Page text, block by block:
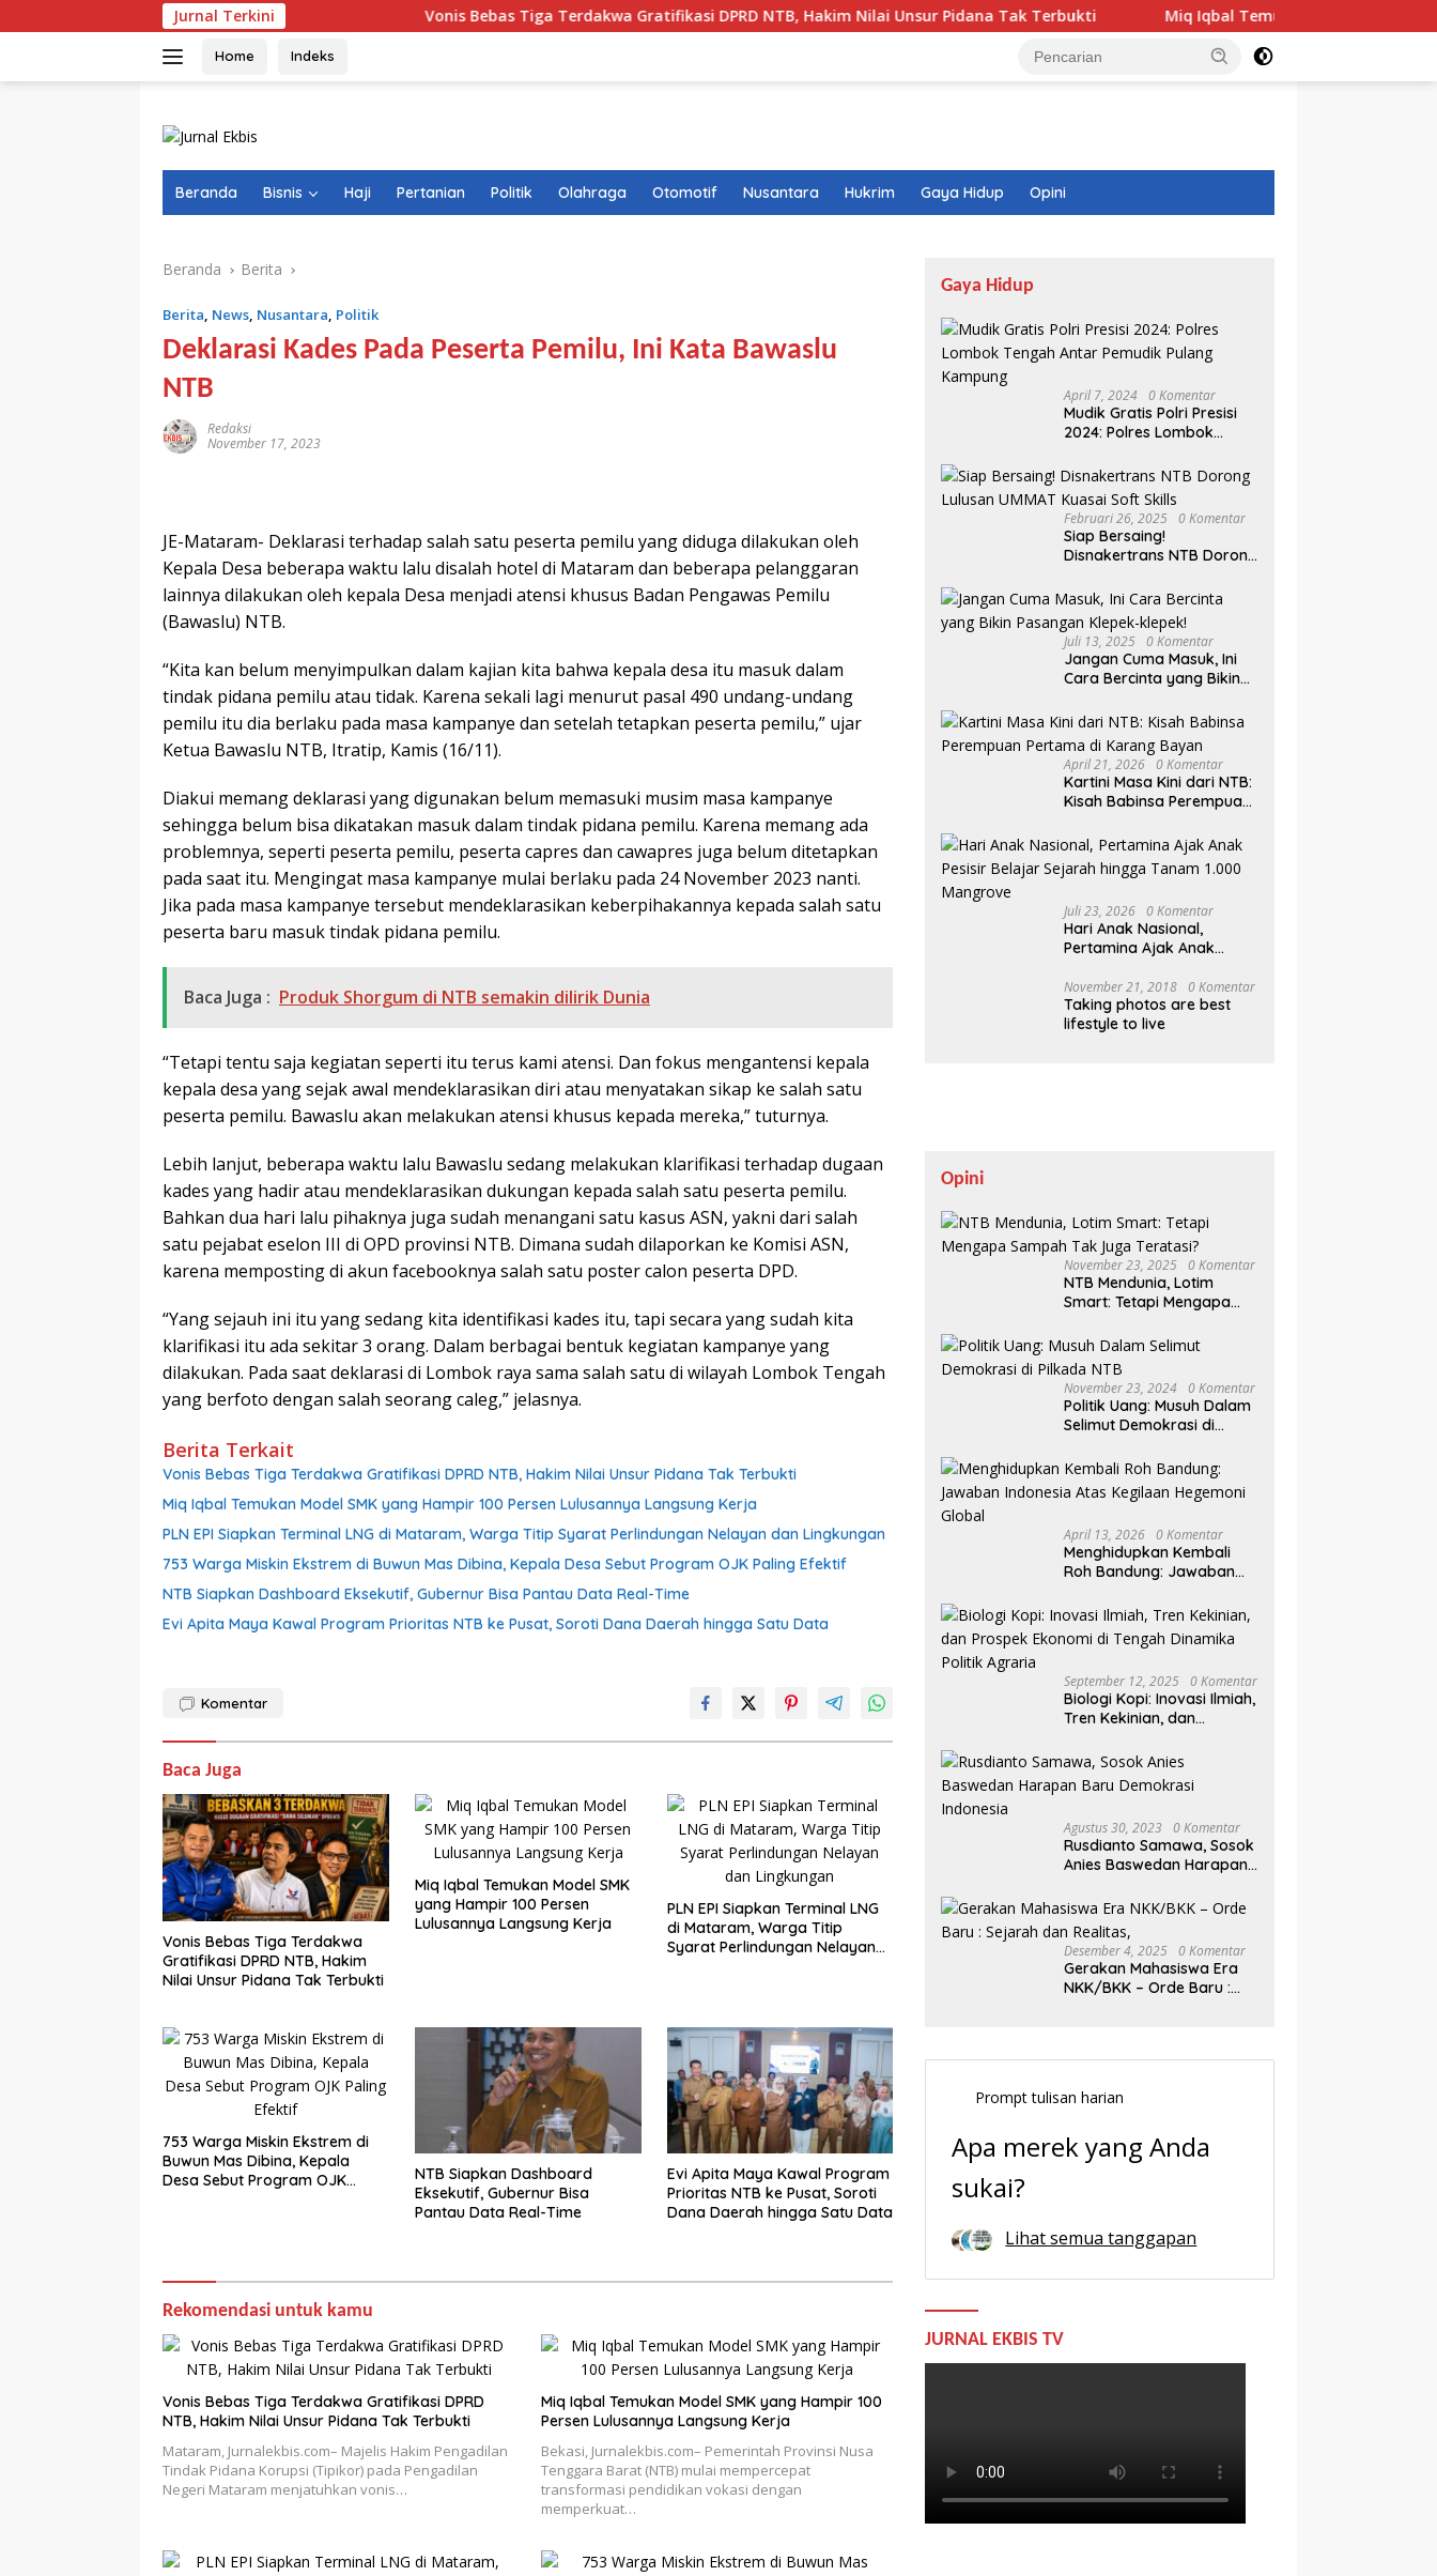
ke
Jurnal Terkini Vonis Bebas Tiga Terdakwa Gratifikasi DPRD NTB, Hakim Nilai Unsur Pidana Tak Terbukti Miq Iqbal Temukan Model SMK yang Hampir 100
Home Indeks
Beranda Bisnis Haji Pertanian Politik Olahraga Otomotif Nusantara Hukrim Gaya Hidup Opini
Beranda Berita
Berita, News, Nusantara, Politik
Deklarasi Kades Pada Peserta Pemilu, Ini Kata Bawaslu
NTB
Redaksi
November 17, 2023
JE-Mataram- Deklarasi terhadap salah satu peserta pemilu yang diduga dilakukan oleh
Kepala Desa beberapa waktu lalu disalah hotel di Mataram dan beberapa pelanggaran
lainnya dilakukan oleh kepala Desa menjadi atensi khusus Badan Pengawas Pemilu
(Bawaslu) NTB.
“Kita kan belum menyimpulkan dalam kajian kita bahwa kepala desa itu masuk dalam
tindak pidana pemilu atau tidak. Karena sekali lagi menurut pasal 490 undang-undang
pemilu itu dia berlaku pada masa kampanye dan setelah tetapkan peserta pemilu,” ujar
Ketua Bawaslu NTB, Itratip, Kamis (16/11).
Diakui memang deklarasi yang digunakan belum memasuki musim masa kampanye
sehingga belum bisa dikatakan masuk dalam tindak pidana pemilu. Karena memang ada
problemnya, seperti peserta pemilu, peserta capres dan cawapres juga belum ditetapkan
pada saat itu. Mengingat masa kampanye mulai berlaku pada 24 November 2023 nanti.
Jika pada masa kampanye tersebut mendeklarasikan keberpihakannya kepada salah satu
peserta baru masuk tindak pidana pemilu.
Baca Juga : Produk Shorgum di NTB semakin dilirik Dunia
“Tetapi tentu saja kegiatan seperti itu terus kami atensi. Dan fokus mengantensi kepala
kepala desa yang sejak awal mendeklarasikan diri atau menyatakan sikap ke salah satu
peserta pemilu. Bawaslu akan melakukan atensi khusus kepada mereka,” tuturnya.
Lebih lanjut, beberapa waktu lalu Bawaslu sedang melakukan klarifikasi terhadap dugaan
kades yang hadir atau mendeklarasikan dukungan kepada salah satu peserta pemilu.
Bahkan dua hari lalu pihaknya juga sudah menangani satu kasus ASN, yakni dari salah
satu pejabat eselon III di OPD provinsi NTB. Dimana sudah dilaporkan ke Komisi ASN,
karena memposting di akun facebooknya salah satu poster calon peserta DPD.
“Yang sejauh ini itu yang sedang kita identifikasi kades itu, tapi secara yang sudah kita
klarifikasi itu ada sekitar 3 orang. Dalam berbagai bentuk kegiatan kampanye yang
dilakukan. Pada saat deklarasi di Lombok raya sama salah satu di wilayah Lombok Tengah
yang berfoto dengan salah seorang caleg,” jelasnya.
Berita Terkait
Vonis Bebas Tiga Terdakwa Gratifikasi DPRD NTB, Hakim Nilai Unsur Pidana Tak Terbukti
Miq Iqbal Temukan Model SMK yang Hampir 100 Persen Lulusannya Langsung Kerja
PLN EPI Siapkan Terminal LNG di Mataram, Warga Titip Syarat Perlindungan Nelayan dan Lingkungan
753 Warga Miskin Ekstrem di Buwun Mas Dibina, Kepala Desa Sebut Program OJK Paling Efektif
NTB Siapkan Dashboard Eksekutif, Gubernur Bisa Pantau Data Real-Time
Evi Apita Maya Kawal Program Prioritas NTB ke Pusat, Soroti Dana Daerah hingga Satu Data
Komentar
Baca Juga
Vonis Bebas Tiga Terdakwa
Gratifikasi DPRD NTB, Hakim
Nilai Unsur Pidana Tak Terbukti
Miq Iqbal Temukan Model SMK
yang Hampir 100 Persen
Lulusannya Langsung Kerja
PLN EPI Siapkan Terminal LNG
di Mataram, Warga Titip
Syarat Perlindungan Nelayan
753 Warga Miskin Ekstrem di
Buwun Mas Dibina, Kepala
Desa Sebut Program OJK
NTB Siapkan Dashboard
Eksekutif, Gubernur Bisa
Pantau Data Real-Time
Evi Apita Maya Kawal Program
Prioritas NTB ke Pusat, Soroti
Dana Daerah hingga Satu Data
Rekomendasi untuk kamu
Vonis Bebas Tiga Terdakwa Gratifikasi DPRD
NTB, Hakim Nilai Unsur Pidana Tak Terbukti
Mataram, Jurnalekbis.com– Majelis Hakim Pengadilan
Tindak Pidana Korupsi (Tipikor) pada Pengadilan
Negeri Mataram menjatuhkan vonis…
Miq Iqbal Temukan Model SMK yang Hampir 100
Persen Lulusannya Langsung Kerja
Bekasi, Jurnalekbis.com– Pemerintah Provinsi Nusa
Tenggara Barat (NTB) mulai mempercepat
transformasi pendidikan vokasi dengan
memperkuat…
Gaya Hidup
April 7, 2024 0 Komentar
Mudik Gratis Polri Presisi
2024: Polres Lombok
Pulang Kampung
Februari 26, 2025 0 Komentar
Siap Bersaing!
Disnakertrans NTB Dorong
Soft Skills
Juli 13, 2025 0 Komentar
Jangan Cuma Masuk, Ini
Cara Bercinta yang Bikin
April 21, 2026 0 Komentar
Kartini Masa Kini dari NTB:
Kisah Babinsa Perempuan
Juli 23, 2026 0 Komentar
Hari Anak Nasional,
Pertamina Ajak Anak
hingga Tanam 1.000
Mangrove
November 21, 2018 0 Komentar
Taking photos are best
lifestyle to live
Opini
November 23, 2025 0 Komentar
NTB Mendunia, Lotim
Smart: Tetapi Mengapa
Teratasi?
November 23, 2024 0 Komentar
Politik Uang: Musuh Dalam
Selimut Demokrasi di
April 13, 2026 0 Komentar
Menghidupkan Kembali
Roh Bandung: Jawaban
Hegemoni Global
September 12, 2025 0 Komentar
Biologi Kopi: Inovasi Ilmiah,
Tren Kekinian, dan
Tengah Dinamika Politik
Agraria
Agustus 30, 2023 0 Komentar
Rusdianto Samawa, Sosok
Anies Baswedan Harapan
Desember 4, 2025 0 Komentar
Gerakan Mahasiswa Era
NKK/BKK – Orde Baru :
Prompt tulisan harian
Apa merek yang Anda
sukai?
Lihat semua tanggapan
JURNAL EKBIS TV